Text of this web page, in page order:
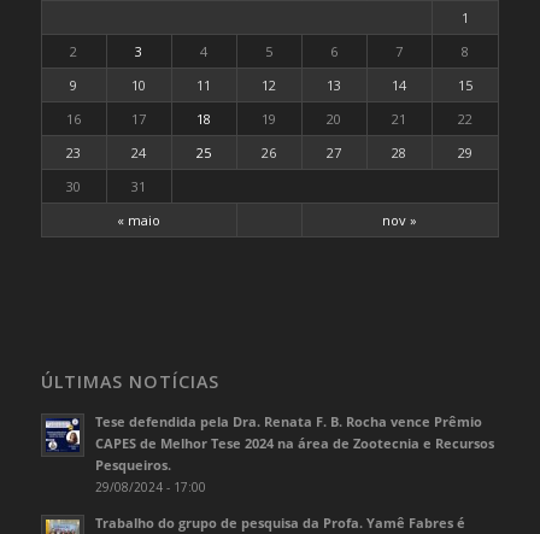
« maio nov »
1
2
3 4 5 6 7
8
9
10 11 12 13 14
15
16
17 18 19 20 21
22
23
24 25 26 27 28
29
30
31
ÚLTIMAS NOTÍCIAS
Tese defendida pela Dra. Renata F. B. Rocha vence Prêmio
CAPES de Melhor Tese 2024 na área de Zootecnia e Recursos
Pesqueiros.
29/08/2024 - 17:00
Trabalho do grupo de pesquisa da Profa. Yamê Fabres é